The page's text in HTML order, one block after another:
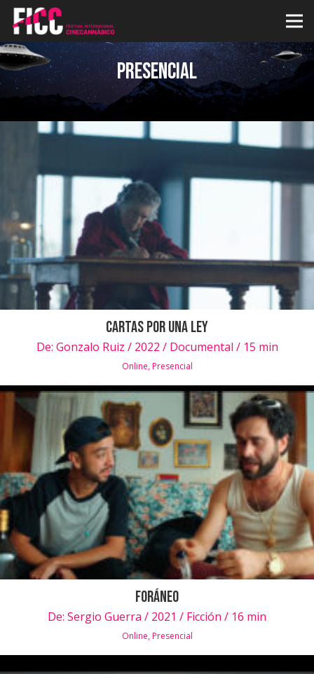
Presencial
Cartas por una Ley
De: Gonzalo Ruiz / 2022 / Documental / 15 min
Online, Presencial
Foráneo
De: Sergio Guerra / 2021 / Ficción / 16 min
Online, Presencial